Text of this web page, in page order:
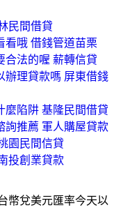
民間借貸
看哦 借錢管道苗栗
合法的喔 薪轉信貸
辦理貸款嗎 屏東借錢
麼陷阱 基隆民間借貸
詢推薦 軍人購屋貸款
園民間信貸
投創業貸款
幣兌美元匯率今天以